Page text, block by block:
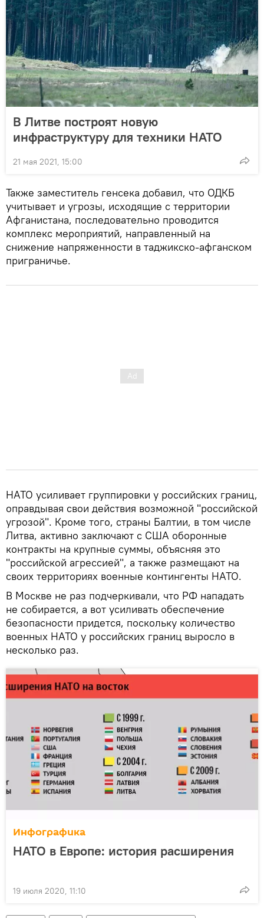
В Литве построят новую
инфраструктуру для техники НАТО
21 мая 2021, 15:00
Также заместитель генсека добавил, что ОДКБ
учитывает и угрозы, исходящие с территории
Афганистана, последовательно проводится
комплекс мероприятий, направленный на
снижение напряженности в таджикско-афганском
приграничье.
НАТО усиливает группировки у российских границ,
оправдывая свои действия возможной "российской
угрозой". Кроме того, страны Балтии, в том числе
Литва, активно заключают с США оборонные
контракты на крупные суммы, объясняя это
"российской агрессией", а также размещают на
своих территориях военные контингенты НАТО.
В Москве не раз подчеркивали, что РФ нападать
не собирается, а вот усиливать обеспечение
безопасности придется, поскольку количество
военных НАТО у российских границ выросло в
несколько раз.
Инфографика
НАТО в Европе: история расширения
19 июля 2020, 11:10